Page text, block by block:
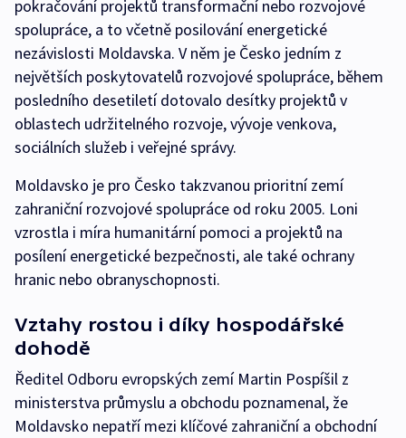
pokračování projektů transformační nebo rozvojové
spolupráce, a to včetně posilování energetické
nezávislosti Moldavska. V něm je Česko jedním z
největších poskytovatelů rozvojové spolupráce, během
posledního desetiletí dotovalo desítky projektů v
oblastech udržitelného rozvoje, vývoje venkova,
sociálních služeb i veřejné správy.
Moldavsko je pro Česko takzvanou prioritní zemí
zahraniční rozvojové spolupráce od roku 2005. Loni
vzrostla i míra humanitární pomoci a projektů na
posílení energetické bezpečnosti, ale také ochrany
hranic nebo obranyschopnosti.
Vztahy rostou i díky hospodářské
dohodě
Ředitel Odboru evropských zemí Martin Pospíšil z
ministerstva průmyslu a obchodu poznamenal, že
Moldavsko nepatří mezi klíčové zahraniční a obchodní